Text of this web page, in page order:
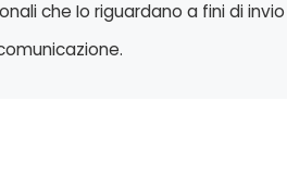
che Io riguardano a fini di